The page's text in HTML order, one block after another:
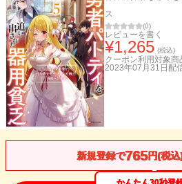
ス
(0)
レビューを書く
¥1,265 (税込)
クーポン利用対象商
2023年07月31日 配
新規登録で765円(税込